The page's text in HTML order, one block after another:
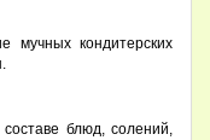
мучных кондитерских
блюд, солений,